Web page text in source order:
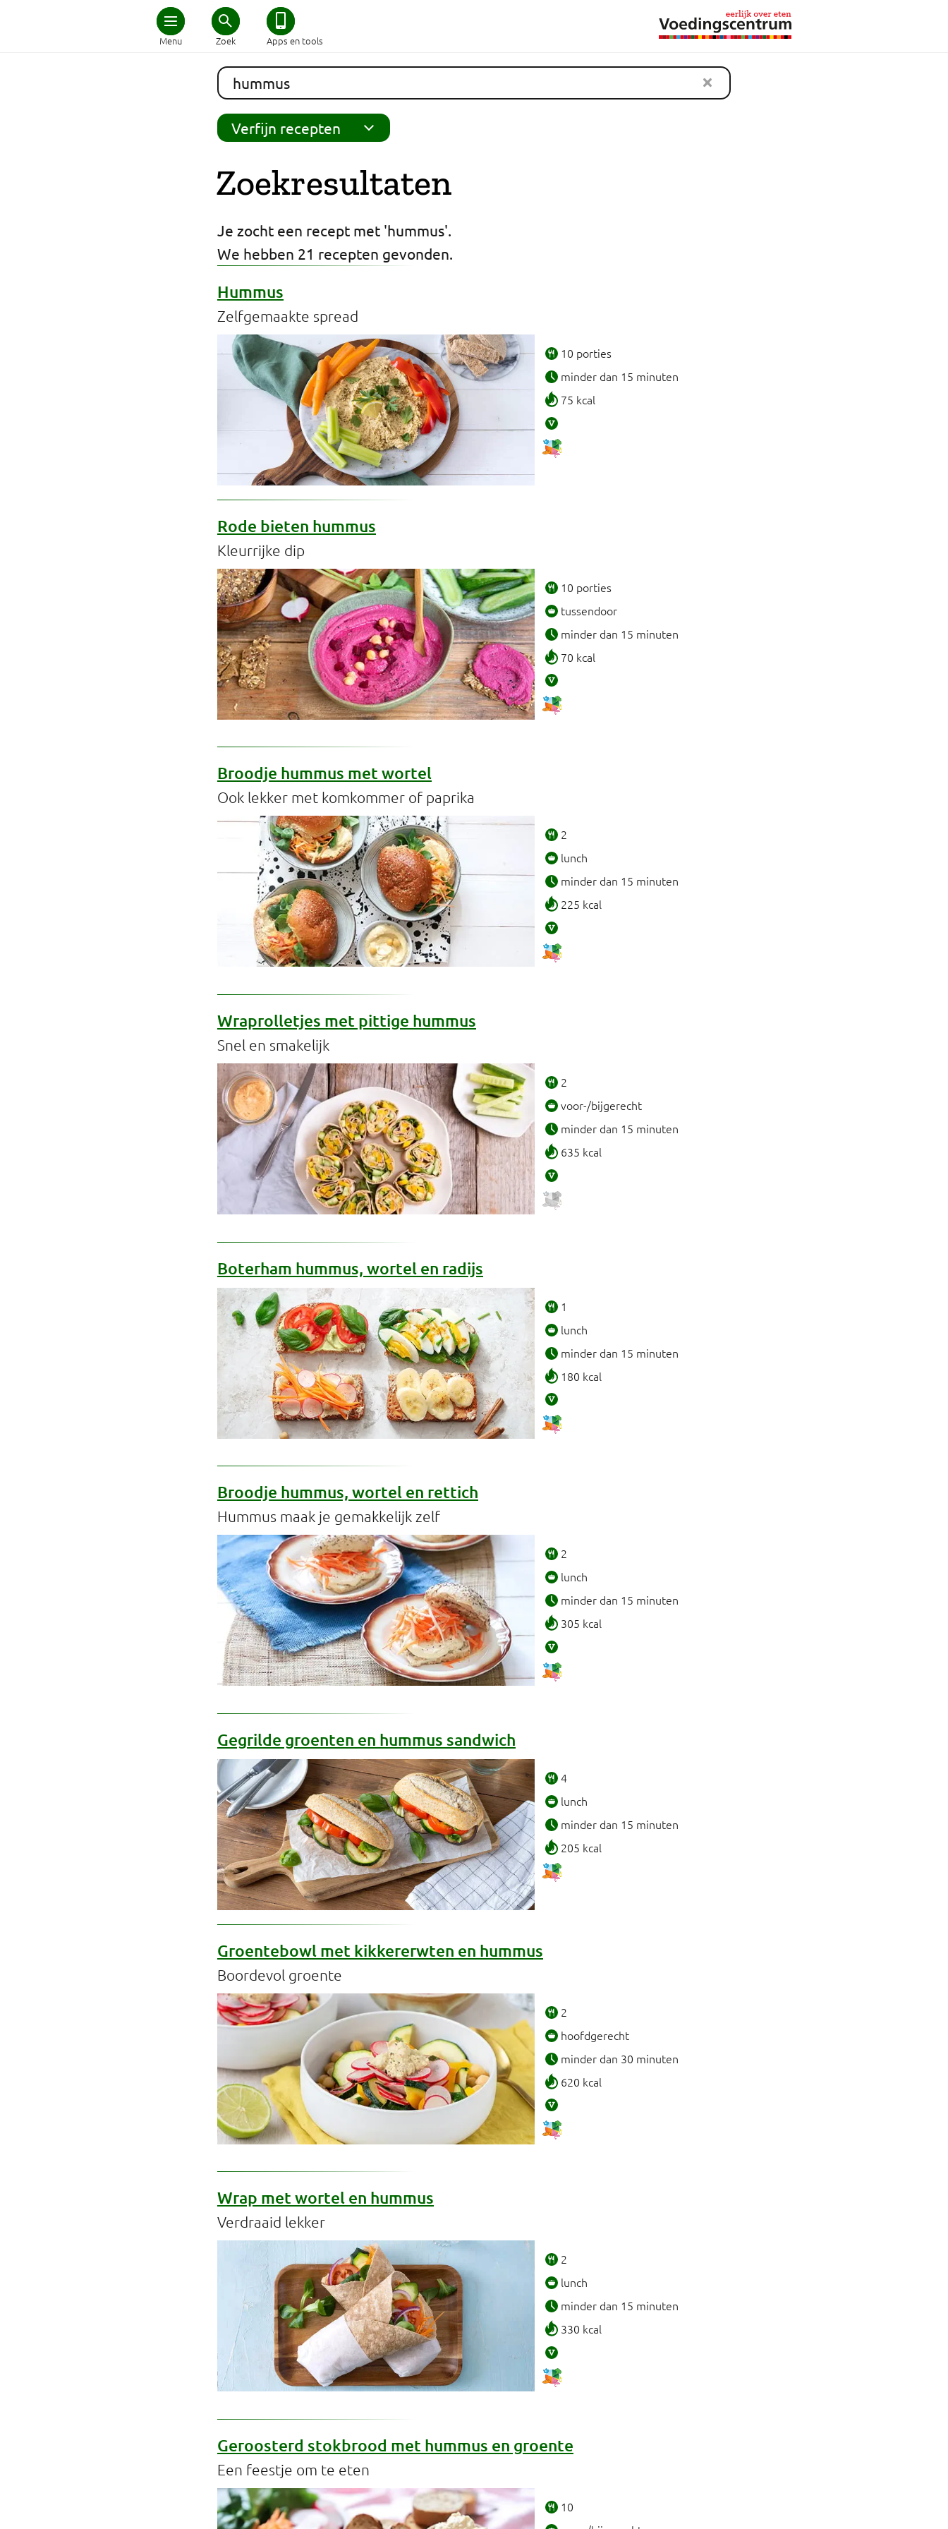
Menu Zoek Apps en tools
Home
Schijf van Vijf
Recepten
Zwanger en kind
Duurzaam eten
Professionals
Verfijn recepten
Zoekresultaten
Je zocht een recept met 'hummus'.
We hebben 21 recepten gevonden.
Hummus
Zelfgemaakte spread
10 porties
minder dan 15 minuten
75 kcal
Rode bieten hummus
Kleurrijke dip
10 porties
tussendoor
minder dan 15 minuten
70 kcal
Broodje hummus met wortel
Ook lekker met komkommer of paprika
2
lunch
minder dan 15 minuten
225 kcal
Wraprolletjes met pittige hummus
Snel en smakelijk
2
voor-/bijgerecht
minder dan 15 minuten
635 kcal
Boterham hummus, wortel en radijs
1
lunch
minder dan 15 minuten
180 kcal
Broodje hummus, wortel en rettich
Hummus maak je gemakkelijk zelf
2
lunch
minder dan 15 minuten
305 kcal
Gegrilde groenten en hummus sandwich
4
lunch
minder dan 15 minuten
205 kcal
Groentebowl met kikkererwten en hummus
Boordevol groente
2
hoofdgerecht
minder dan 30 minuten
620 kcal
Wrap met wortel en hummus
Verdraaid lekker
2
lunch
minder dan 15 minuten
330 kcal
Geroosterd stokbrood met hummus en groente
Een feestje om te eten
10